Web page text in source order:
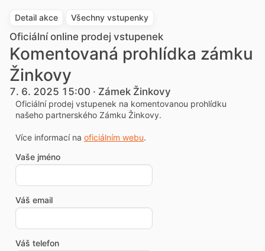
Detail akce Všechny vstupenky
Oficiální online prodej vstupenek
Komentovaná prohlídka zámku
Žinkovy
7. 6. 2025 15:00 · Zámek Žinkovy
Oficiální prodej vstupenek na komentovanou prohlídku
našeho partnerského Zámku Žinkovy.
Více informací na oficiálním webu.
Vaše jméno
Váš email
Váš telefon